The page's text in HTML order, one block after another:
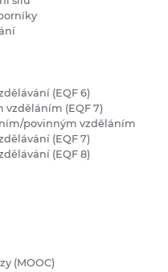
(EQF 6)
vzděláním (EQF 7)
povinným vzděláním
(EQF 7)
(EQF 8)
(MOOC)